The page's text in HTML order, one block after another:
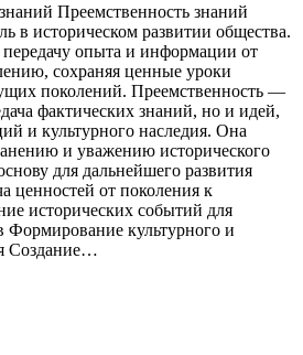
Преемственность знаний
в историческом развитии общества.
опыта и информации от
сохраняя ценные уроки
поколений. Преемственность —
фактических знаний, но и идей,
и культурного наследия. Она
и уважению исторического
для дальнейшего развития
ценностей от поколения к
исторических событий для
Формирование культурного и
Создание…